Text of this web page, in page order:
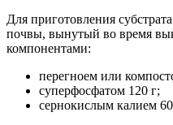
Для приготовления
почвы, вынутый во время
компонентами:
перегноем или
суперфосфатом 120 г;
сернокислым калием 60